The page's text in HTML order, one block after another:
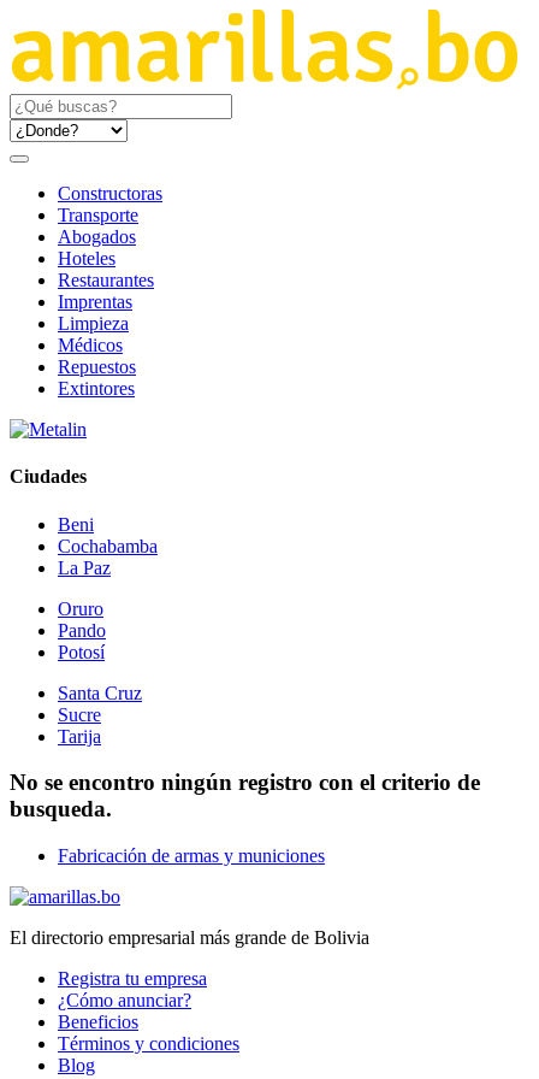
Constructoras
Transporte
Abogados
Hoteles
Restaurantes
Imprentas
Limpieza
Médicos
Repuestos
Extintores
Ciudades
Beni
Cochabamba
La Paz
Oruro
Pando
Potosí
Santa Cruz
Sucre
Tarija
No se encontro ningún registro con el criterio de
busqueda.
Fabricación de armas y municiones
El directorio empresarial más grande de Bolivia
Registra tu empresa
¿Cómo anunciar?
Beneficios
Términos y condiciones
Blog